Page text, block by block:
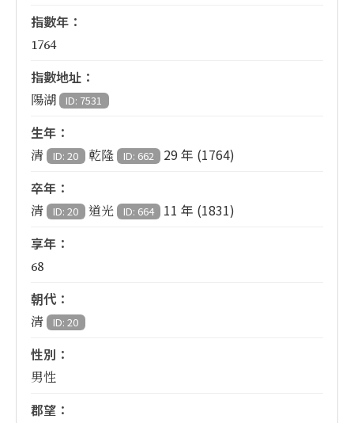
指數年：
1764
指數地址：
陽湖 ID: 7531
生年：
清 ID: 20 乾隆 ID: 662
29 年 (1764)
卒年：
清 ID: 20 道光 ID: 664
11 年 (1831)
享年：
68
朝代：
清 ID: 20
性別：
男性
郡望：